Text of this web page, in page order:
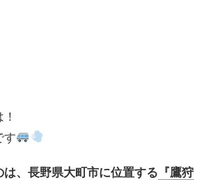
す
、長野県大町市に位置する 『鷹狩